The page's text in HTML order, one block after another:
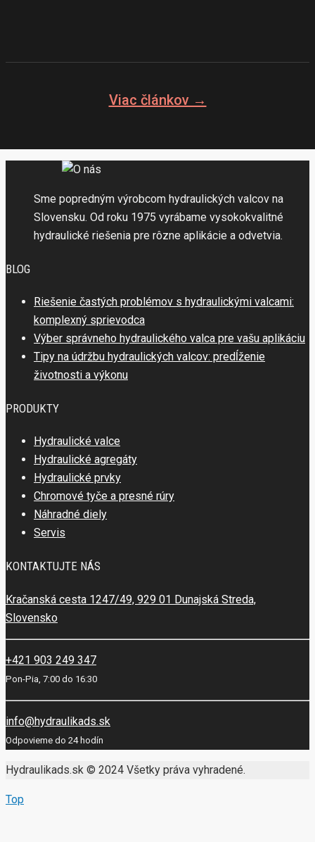
Viac článkov →
Sme popredným výrobcom hydraulických valcov na
Slovensku. Od roku 1975 vyrábame vysokokvalitné
hydraulické riešenia pre rôzne aplikácie a odvetvia.
BLOG
Riešenie častých problémov s hydraulickými valcami:
komplexný sprievodca
Výber správneho hydraulického valca pre vašu aplikáciu
Tipy na údržbu hydraulických valcov: predĺženie
životnosti a výkonu
PRODUKTY
Hydraulické valce
Hydraulické agregáty
Hydraulické prvky
Chromové tyče a presné rúry
Náhradné diely
Servis
KONTAKTUJTE NÁS
Kračanská cesta 1247/49, 929 01 Dunajská Streda,
Slovensko
+421 903 249 347
Pon-Pia, 7:00 do 16:30
info@hydraulikads.sk
Odpovieme do 24 hodín
Hydraulikads.sk © 2024 Všetky práva vyhradené.
Top